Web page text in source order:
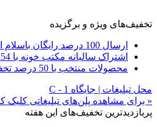
تخفیف‌های ویژه و برگزیده
ارسال 100 درصد رایگان باسلام از محصولات منتخب
اشتراک سالیانه مکتب خونه با 54 درصد تخفیف
محصولات منتخب با 50 درصد تخفیف بنیکس
محل تبلیغات | جایگاه C - 1
« برای مشاهده پلن‌های تبلیغاتی کلیک
پربازدیدترین تخفیف‌های این هفته